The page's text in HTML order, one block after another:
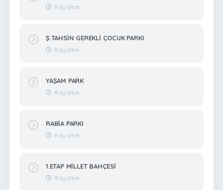
8 ay önce
Ş.TAHSİN GEREKLİ ÇOCUK PARKI
8 ay önce
YAŞAM PARK
8 ay önce
RABİA PARKI
8 ay önce
1.ETAP MİLLET BAHÇESİ
8 ay önce